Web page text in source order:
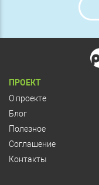
ПРОЕКТ
О проекте
Блог
Полезное
Соглашение
Контакты